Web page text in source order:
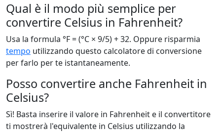
Qual è il modo più semplice per
convertire Celsius in Fahrenheit?
Usa la formula °F = (°C × 9/5) + 32. Oppure risparmia
tempo utilizzando questo calcolatore di conversione
per farlo per te istantaneamente.
Posso convertire anche Fahrenheit in
Celsius?
Sì! Basta inserire il valore in Fahrenheit e il convertitore
ti mostrerà l'equivalente in Celsius utilizzando la